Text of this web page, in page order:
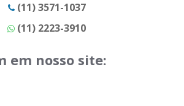
GALVANIZADA EM SP
PISO
XADREZ
(11) 3571-1037
(11) 2223-3910
em nosso site: